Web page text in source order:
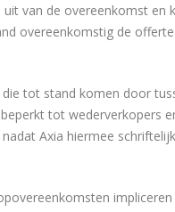
uit van de overeenkomst en
overeenkomstig de
tot stand komen door
tot wederverkopers
Axia hiermee